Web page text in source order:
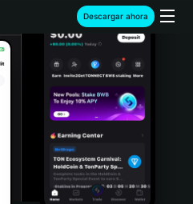
Descargar ahora